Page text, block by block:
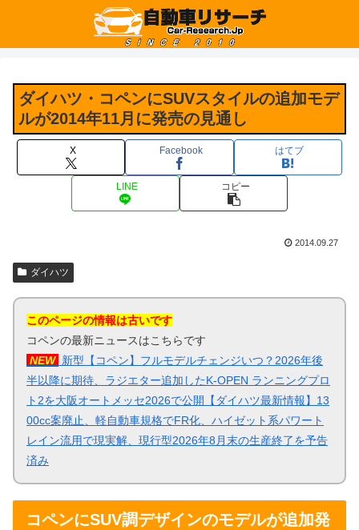
ダイハツ・コペンにSUVスタイルの追加モデ
ルが2014年11月に発売の見通し
X Facebook はてブ
LINE コピー
2014.09.27
ダイハツ
このページの情報は古いです
コペンの最新ニュースはこちらです
NEW 新型【コペン】フルモデルチェンジいつ？2026年後
半以降に期待、ラジエター追加したK-OPEN ランニングプロ
ト2を大阪オートメッセ2026で公開【ダイハツ最新情報】13
00cc案廃止、軽自動車規格でFR化、ハイゼット系パワート
レイン流用で現実解、現行型2026年8月末の生産終了を予告
済み
コペンにSUV調デザインのモデルが追加発